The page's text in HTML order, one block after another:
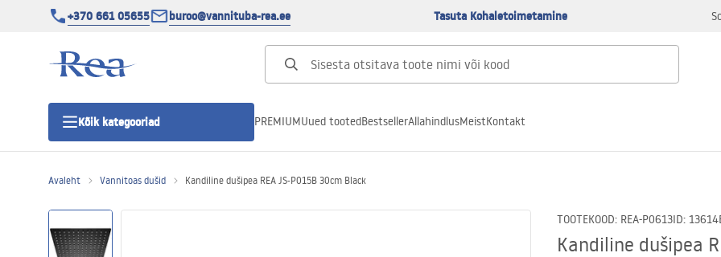
+370 661 05655 buroo@vannituba-rea.ee Tasuta Kohaletoimetamine
Kõik kategooriad
Duši uks
PREMIUMUued tootedBestsellerAllahindlusMeistKontakt
Avaleht Vannitoas dušid Kandiline dušipea REA JS-P015B 30cm Black
TOOTEKOOD: REA-P0613ID: 13614
Kandiline dušipea